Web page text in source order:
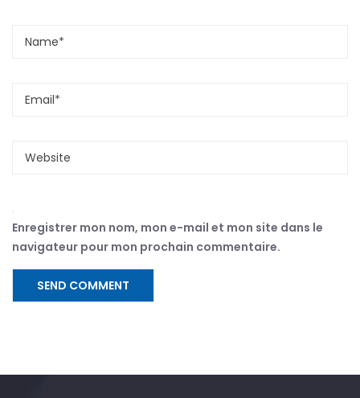
Enregistrer mon nom, mon e-mail et mon site dans le
navigateur pour mon prochain commentaire.